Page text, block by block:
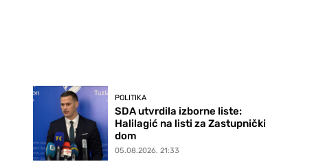
POLITIKA
SDA utvrdila izborne liste:
Halilagić na listi za Zastupnički
dom
05.08.2026. 21:33